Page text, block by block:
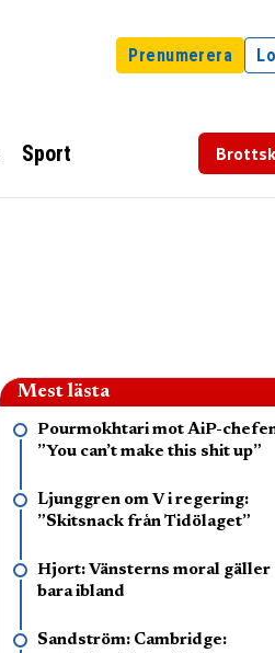
Prenumerera
Sport
Mest lästa
Pourmokhtari mot AiP-
”You can’t make this shit up”
Ljunggren om V i regering:
”Skitsnack från Tidölaget”
Hjort: Vänsterns moral gäller
bara ibland
Sandström: Cambridge: